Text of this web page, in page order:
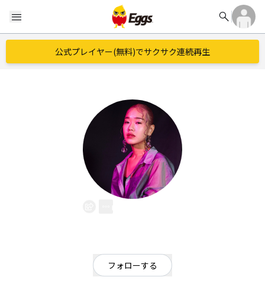
menu search
公式プレイヤー(無料)でサクサク連続再生
フォローする